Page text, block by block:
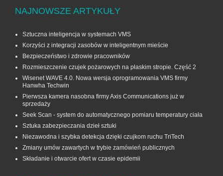
NAJNOWSZE ARTYKUŁY
Sztuczna inteligencja w systemach VMS
Korzyści z integracji zasobów w inteligentnym mieście
Bezpieczeństwo i zdrowie pracowników
Rozmieszczenie czujek pożarowych na płaskim stropie. Część 2
Wisenet WAVE 4.0. Nowa wersja oprogramowania VMS firmy
Hanwha Techwin
Pierwsza kamera nasobna firmy Axis Communications już w
sprzedaży
Seek Scan - system do automatycznego pomiaru temperatury ciała
Sztuka zabezpieczania dzieł sztuki
Niezawodna i szybka detekcja dzięki czujkom ruchu TriTech
Zmiany umów zawartych w trybie zamówień publicznych
Składanie i otwarcie ofert w czasie epidemii